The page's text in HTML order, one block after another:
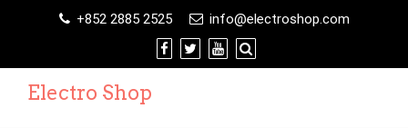
+852 2885 2525 info@electroshop.com
Electro Shop